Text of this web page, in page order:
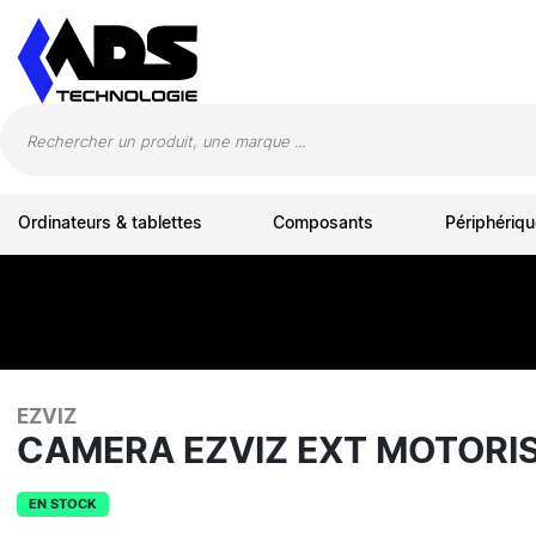
Ordinateurs & tablettes Composants
EZVIZ
CAMERA EZVIZ EXT
EN STOCK